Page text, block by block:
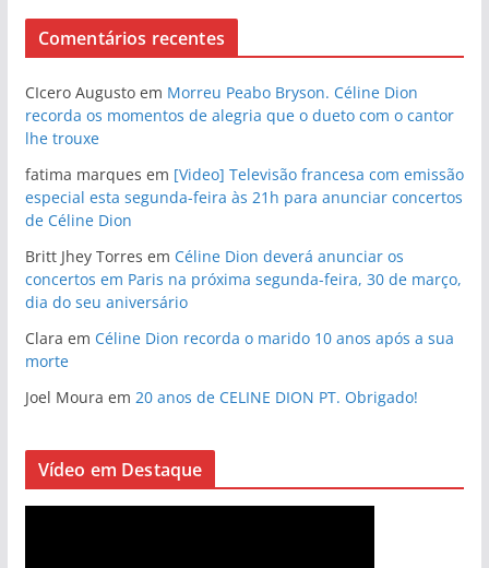
Comentários recentes
CIcero Augustoem Morreu Peabo Bryson. Céline Dion
recorda os momentos de alegria que o dueto com o cantor
lhe trouxe
fatima marques em [Video] Televisão francesa com emissão
especial esta segunda-feira às 21h para anunciar concertos
de Céline Dion
Britt Jhey Torres em Céline Dion deverá anunciar os
concertos em Paris na próxima segunda-feira, 30 de março,
dia do seu aniversário
Clara em Céline Dion recorda o marido 10 anos após a sua
morte
Joel Moura em 20 anos de CELINE DION PT. Obrigado!
Vídeo em Destaque